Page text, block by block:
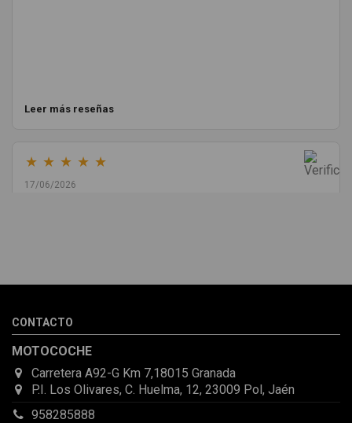
Leer más reseñas
★ ★ ★ ★ ★
17/06/2026
la pieza llegó correcta y bien embalada, además de llegarme 2
CONTACTO
MOTOCOCHE
Carretera A92-G Km 7,18015 Granada
P.I. Los Olivares, C. Huelma, 12, 23009 Pol, Jaén
958285888